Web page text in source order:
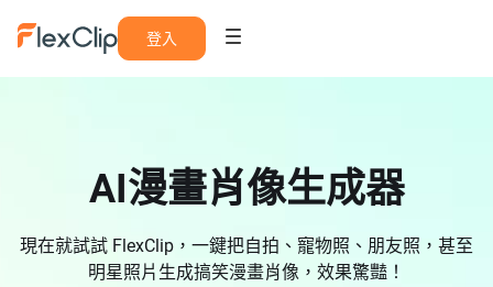
登入
AI漫畫肖像生成器
現在就試試 FlexClip，一鍵把自拍、寵物照、朋友照，甚至
明星照片生成搞笑漫畫肖像，效果驚豔！